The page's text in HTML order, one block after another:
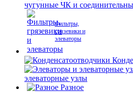
чугунные ЧК и
Фильтры,
грязевики и
элеваторы
элеваторные узлы
Разное